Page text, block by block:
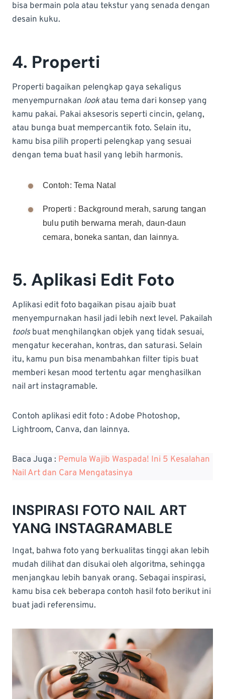
bisa bermain pola atau tekstur yang senada dengan
desain kuku.
4. Properti
Properti bagaikan pelengkap gaya sekaligus
menyempurnakan lookatau tema dari konsep yang
kamu pakai. Pakai aksesoris seperti cincin, gelang,
atau bunga buat mempercantik foto. Selain itu,
kamu bisa pilih properti pelengkap yang sesuai
dengan tema buat hasil yang lebih harmonis.
Contoh: Tema Natal
Properti : Background merah, sarung tangan
bulu putih berwarna merah, daun-daun
cemara, boneka santan, dan lainnya.
5. Aplikasi Edit Foto
Aplikasi edit foto bagaikan pisau ajaib buat
menyempurnakan hasil jadi lebih next level. Pakailah
toolsbuat menghilangkan objek yang tidak sesuai,
mengatur kecerahan, kontras, dan saturasi. Selain
itu, kamu pun bisa menambahkan filter tipis buat
memberi kesan mood tertentu agar menghasilkan
nail art instagramable.
Contoh aplikasi edit foto : Adobe Photoshop,
Lightroom, Canva, dan lainnya.
Baca Juga : Pemula Wajib Waspada! Ini 5 Kesalahan
Nail Art dan Cara Mengatasinya
INSPIRASI FOTO NAIL ART
YANG INSTAGRAMABLE
Ingat, bahwa foto yang berkualitas tinggi akan lebih
mudah dilihat dan disukai oleh algoritma, sehingga
menjangkau lebih banyak orang. Sebagai inspirasi,
kamu bisa cek beberapa contoh hasil foto berikut ini
buat jadi referensimu.